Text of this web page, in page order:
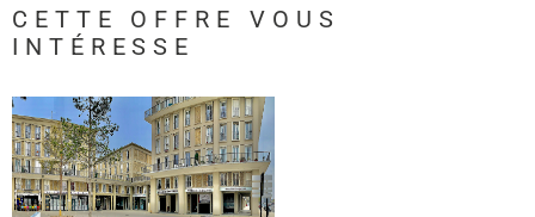
CETTE OFFRE
VOUS
INTÉRESSE